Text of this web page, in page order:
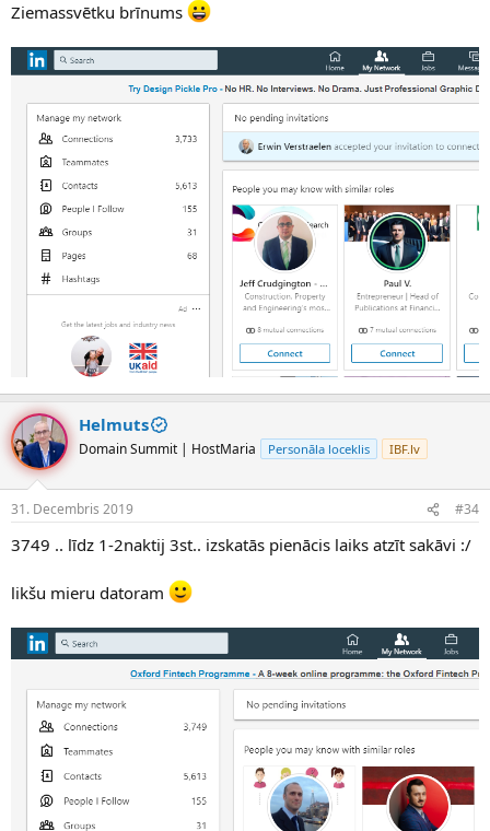
Ziemassvētku brīnums
Helmuts
Domain Summit | HostMaria Personāla loceklis IBF.lv
31. Decembris 2019 #34
3749 .. līdz 1-2naktij 3st.. izskatās pienācis laiks atzīt sakāvi :/
likšu mieru datoram